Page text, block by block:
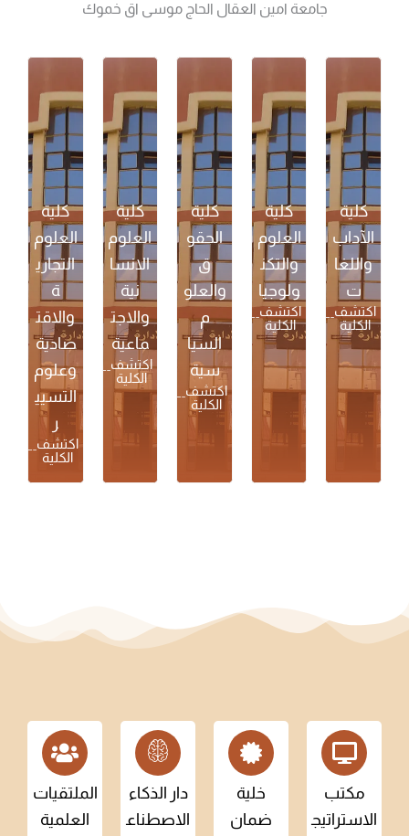
جامعة امين العقال الحاج موسى اق خموك
كلية
الآداب
واللغا
ت
اكتشف
الكلية
كلية
العلوم
والتكن
ولوجيا
اكتشف
الكلية
كلية
الحقو
ق
والعلو
م
السيا
سية
اكتشف
الكلية
كلية
العلوم
الانسا
نية
والاجت
ماعية
اكتشف
الكلية
كلية
العلوم
التجاري
ة
والاقت
صادية
وعلوم
التسيي
ر
اكتشف
الكلية
مكتب
الاستراتيج
خلية
ضمان
دار الذكاء
الاصطناع
الملتقيات
العلمية